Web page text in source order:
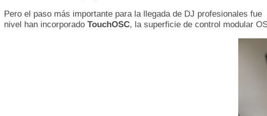
Pero el paso más importante para la llegada de DJ profesionales
nivel han incorporado TouchOSC, la superficie de control modular